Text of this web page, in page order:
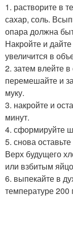
1. растворите в
сахар, соль.
опара должна
Накройте и
увеличится в
2. затем влейте
перемешайте и
муку.
3. накройте и
минут.
4. сформируйте
5. снова
Верх будущего
или взбитым
6. выпекайте в
температуре 200